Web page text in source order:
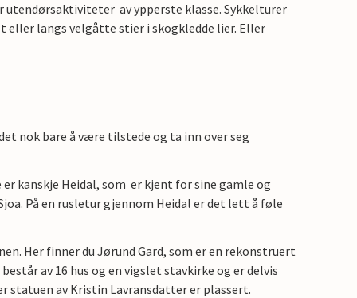
av ypperste klasse. Sykkelturer
langs velgåtte stier i skogkledde lier. Eller
nok bare å være tilstede og ta inn over seg
kanskje Heidal, som er kjent for sine gamle og
På en rusletur gjennom Heidal er det lett å føle
Her finner du Jørund Gard, som er en rekonstruert
av 16 hus og en vigslet stavkirke og er delvis
statuen av Kristin Lavransdatter er plassert.